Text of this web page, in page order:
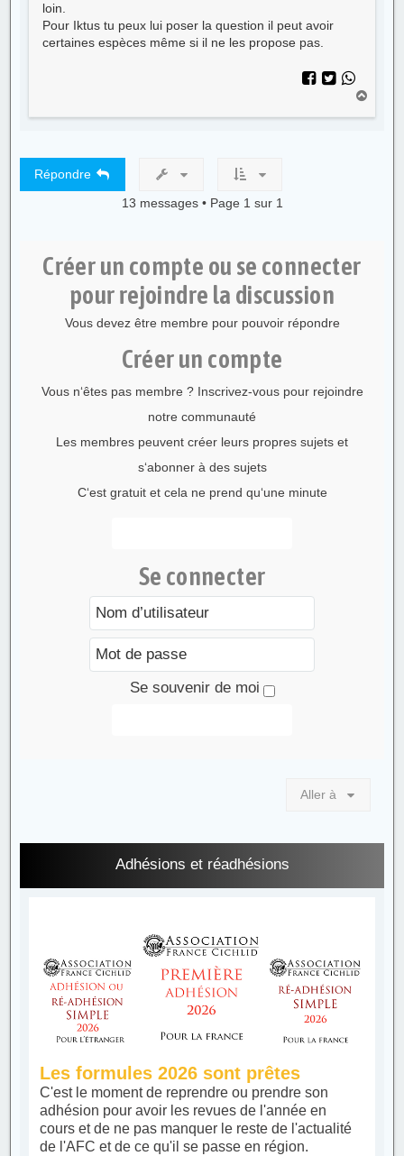
loin.
Pour Iktus tu peux lui poser la question il peut avoir
certaines espèces même si il ne les propose pas.
u
Répondre
13 messages • Page 1 sur 1
Créer un compte ou se connecter
pour rejoindre la discussion
Vous devez être membre pour pouvoir répondre
Créer un compte
Vous n‘êtes pas membre ? Inscrivez-vous pour rejoindre
notre communauté
Les membres peuvent créer leurs propres sujets et
s‘abonner à des sujets
C‘est gratuit et cela ne prend qu‘une minute
Se connecter
Se souvenir de moi
Aller à
Adhésions et réadhésions
Les formules 2026 sont prêtes
C'est le moment de reprendre ou prendre son
adhésion pour avoir les revues de l'année en
cours et de ne pas manquer le reste de l'actualité
de l'AFC et de ce qu'il se passe en région.